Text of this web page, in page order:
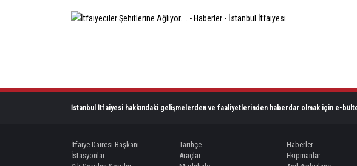
İstanbul İtfaiyesi hakkındaki gelişmelerden ve faaliyetlerinden haberdar olmak için e-
İtfaiye Dairesi Başkanı Tarihçe Haberler
İstasyonlar
Araçlar Ekipmanlar